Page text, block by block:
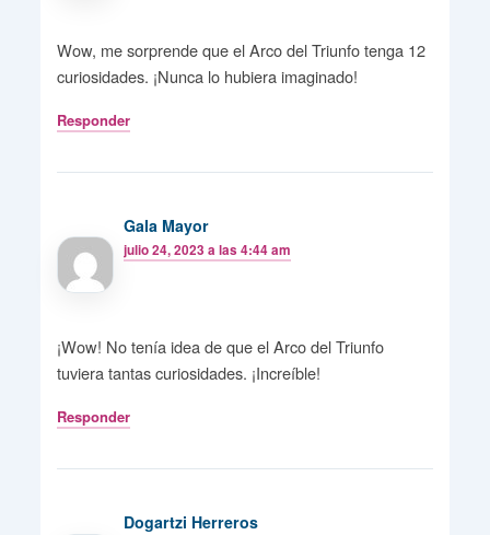
Wow, me sorprende que el Arco del Triunfo tenga 12
curiosidades. ¡Nunca lo hubiera imaginado!
Responder
Gala Mayor
julio 24, 2023 a las 4:44 am
¡Wow! No tenía idea de que el Arco del Triunfo
tuviera tantas curiosidades. ¡Increíble!
Responder
Dogartzi Herreros